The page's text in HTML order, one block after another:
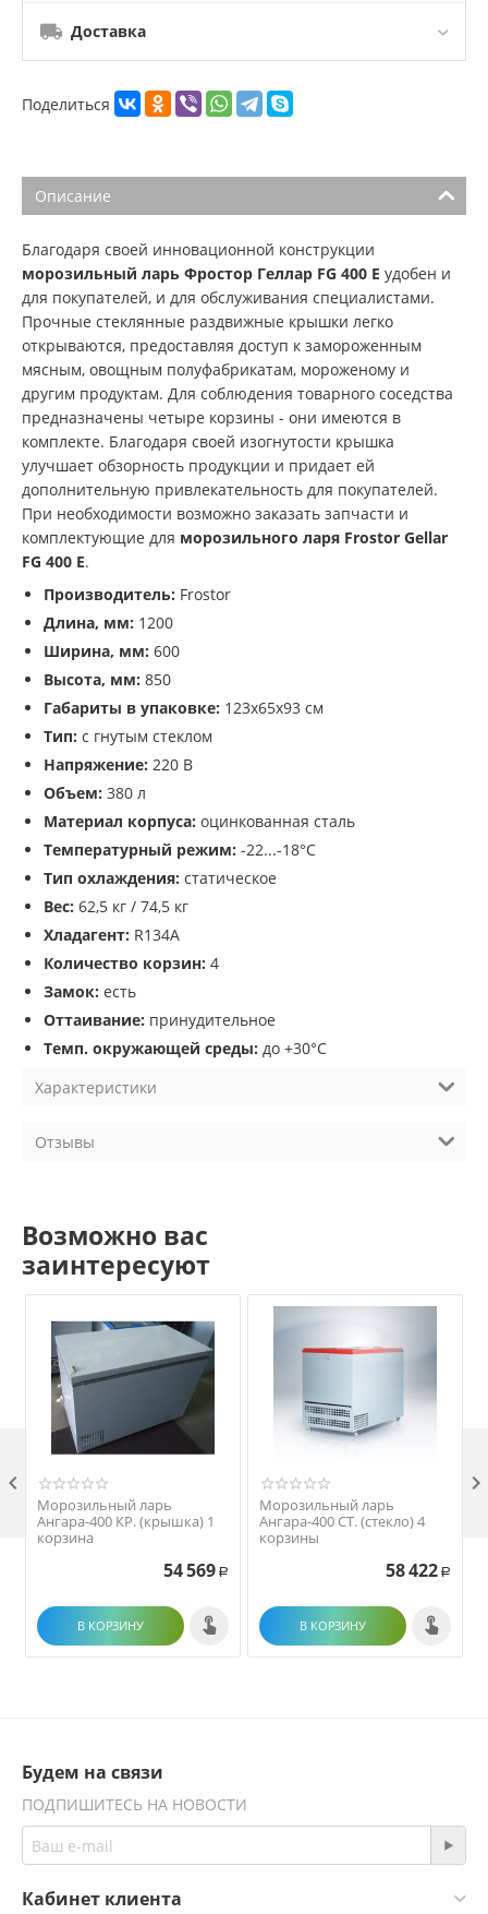
Доставка
Поделиться
Описание
Благодаря своей инновационной конструкции
морозильный ларь Фростор Геллар FG 400 E удобен и
для покупателей, и для обслуживания специалистами.
Прочные стеклянные раздвижные крышки легко
открываются, предоставляя доступ к замороженным
мясным, овощным полуфабрикатам, мороженому и
другим продуктам. Для соблюдения товарного соседства
предназначены четыре корзины - они имеются в
комплекте. Благодаря своей изогнутости крышка
улучшает обзорность продукции и придает ей
дополнительную привлекательность для покупателей.
При необходимости возможно заказать запчасти и
комплектующие для морозильного ларя Frostor Gellar
FG 400 E.
Производитель: Frostor
Длина, мм: 1200
Ширина, мм: 600
Высота, мм: 850
Габариты в упаковке: 123х65х93 см
Тип: с гнутым стеклом
Напряжение: 220 В
Объем: 380 л
Материал корпуса: оцинкованная сталь
Температурный режим: -22...-18°С
Тип охлаждения: статическое
Вес: 62,5 кг / 74,5 кг
Хладагент: R134A
Количество корзин: 4
Замок: есть
Оттаивание: принудительное
Темп. окружающей среды: до +30°С
Характеристики
Отзывы
Возможно вас
заинтересуют
Морозильный ларь
Ангара-400 КР. (крышка) 1
корзина
54 569 Р
В КОРЗИНУ
Морозильный ларь
Ангара-400 СТ. (стекло) 4
корзины
58 422 Р
В КОРЗИНУ
 
Будем на связи
ПОДПИШИТЕСЬ НА НОВОСТИ
Кабинет клиента